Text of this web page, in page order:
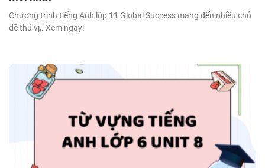
Chương trình tiếng Anh lớp 11 Global Success mang đến nhiều chủ
đề thú vị,. Xem ngay!